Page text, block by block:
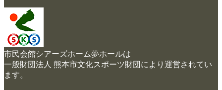
市民会館シアーズホーム夢ホールは
一般財団法人 熊本市文化スポーツ財団により運営されてい
ます。